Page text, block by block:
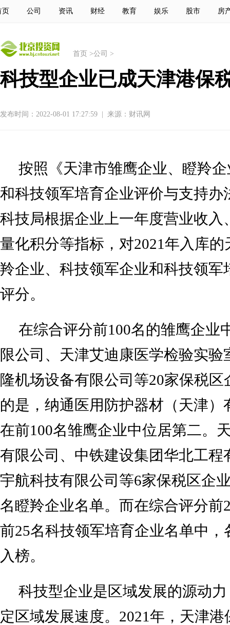
页 公司 资讯 财经 教育 娱乐 股市 房
首页 >公司 >
科技型企业已成天津港保
发布时间：2022-08-01 17:27:59 来源：财讯网
按照《天津市雏鹰企业、瞪羚
和科技领军培育企业评价与支持办
科技局根据企业上一年度营业收入
量化积分等指标，对2021年入库
羚企业、科技领军企业和科技领军
评分。
在综合评分前100名的雏鹰企业
限公司、天津艾迪康医学检验实
隆机场设备有限公司等20家保税
的是，纳通医用防护器材（天津）
在前100名雏鹰企业中位居第二。
有限公司、中铁建设集团华北工程
宇航科技有限公司等6家保税区企
名瞪羚企业名单。而在综合评分前
前25名科技领军培育企业名单中，
入榜。
科技型企业是区域发展的源动
定区域发展速度。2021年，天津